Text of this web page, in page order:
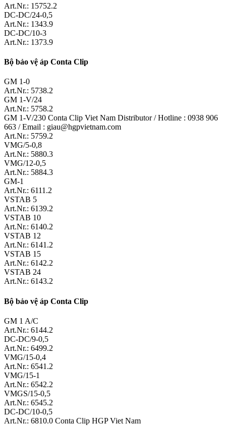
Art.Nr.: 15752.2
DC-DC/24-0,5
Art.Nr.: 1343.9
DC-DC/10-3
Art.Nr.: 1373.9
Bộ bảo vệ áp Conta Clip
GM 1-0
Art.Nr.: 5738.2
GM 1-V/24
Art.Nr.: 5758.2
GM 1-V/230 Conta Clip Viet Nam Distributor / Hotline : 0938 906
663 / Email : giau@hgpvietnam.com
Art.Nr.: 5759.2
VMG/5-0,8
Art.Nr.: 5880.3
VMG/12-0,5
Art.Nr.: 5884.3
GM-1
Art.Nr.: 6111.2
VSTAB 5
Art.Nr.: 6139.2
VSTAB 10
Art.Nr.: 6140.2
VSTAB 12
Art.Nr.: 6141.2
VSTAB 15
Art.Nr.: 6142.2
VSTAB 24
Art.Nr.: 6143.2
Bộ bảo vệ áp Conta Clip
GM 1 A/C
Art.Nr.: 6144.2
DC-DC/9-0,5
Art.Nr.: 6499.2
VMG/15-0,4
Art.Nr.: 6541.2
VMG/15-1
Art.Nr.: 6542.2
VMGS/15-0,5
Art.Nr.: 6545.2
DC-DC/10-0,5
Art.Nr.: 6810.0 Conta Clip HGP Viet Nam